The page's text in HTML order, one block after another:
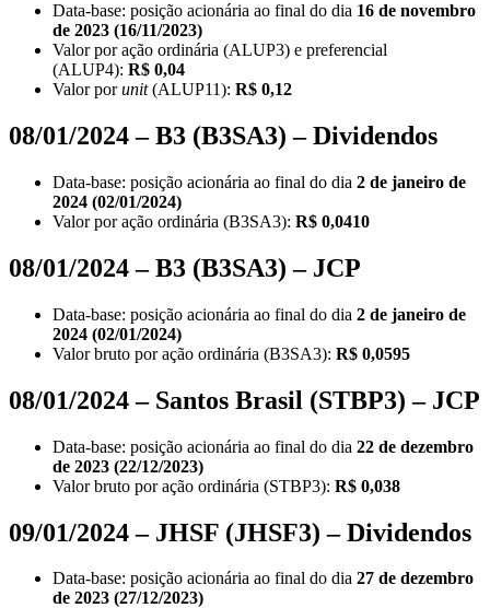
Data-base: posição acionária ao final do dia 16 de novembro
de 2023 (16/11/2023)
Valor por ação ordinária (ALUP3) e preferencial
(ALUP4): R$ 0,04
Valor porunit(ALUP11): R$ 0,12
08/01/2024 – B3 (B3SA3) – Dividendos
Data-base: posição acionária ao final do dia 2 de janeiro de
2024 (02/01/2024)
Valor por ação ordinária (B3SA3): R$ 0,0410
08/01/2024 – B3 (B3SA3) – JCP
Data-base: posição acionária ao final do dia 2 de janeiro de
2024 (02/01/2024)
Valor bruto por ação ordinária (B3SA3): R$ 0,0595
08/01/2024 – Santos Brasil (STBP3) – JCP
Data-base: posição acionária ao final do dia 22 de dezembro
de 2023 (22/12/2023)
Valor bruto por ação ordinária (STBP3): R$ 0,038
09/01/2024 – JHSF (JHSF3) – Dividendos
Data-base: posição acionária ao final do dia 27 de dezembro
de 2023 (27/12/2023)